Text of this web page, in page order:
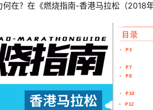
在？在《燃烧指南-香港马拉松（2018